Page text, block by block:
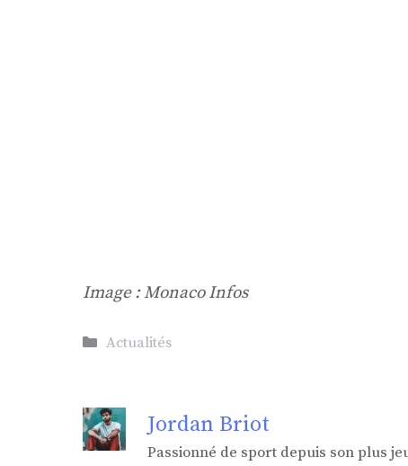
Image : Monaco Infos
Catégories
Actualités
Jordan Briot
Passionné de sport depuis son plus